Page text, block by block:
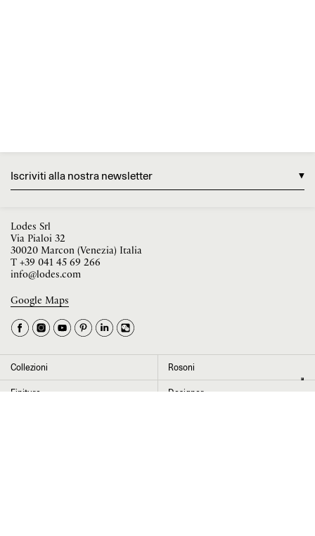
Iscriviti alla nostra newsletter
La tua occupazione è
Seleziona il paese ►
newsletter
Lodes Srl
Via Pialoi 32
30020 Marcon (Venezia) Italia
T +39 041 45 69 266
info@lodes.com
Google Maps
Collezioni Rosoni
Finiture Designer